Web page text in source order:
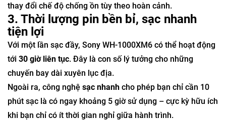
thay đổi chế độ chống ồn tùy theo hoàn cảnh.
3. Thời lượng pin bền bỉ, sạc nhanh
tiện lợi
Với một lần sạc đầy, Sony WH-1000XM6 có thể hoạt động
tới 30 giờ liên tục. Đây là con số lý tưởng cho những
chuyến bay dài xuyên lục địa.
Ngoài ra, công nghệ sạc nhanh cho phép bạn chỉ cần 10
phút sạc là có ngay khoảng 5 giờ sử dụng – cực kỳ hữu ích
khi bạn chỉ có ít thời gian nghỉ giữa hành trình.